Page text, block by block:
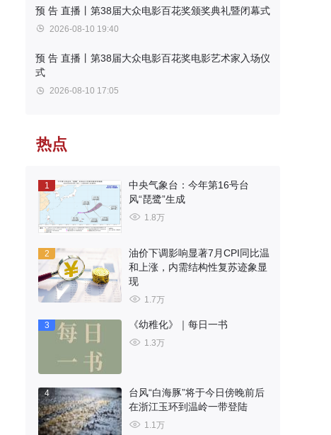
预 告 直播丨第38届大众电影百花奖颁奖典礼暨闭幕式
2026-08-10 19:40
预 告 直播丨第38届大众电影百花奖电影艺术家入场仪
式
2026-08-10 17:05
热点
1
中央气象台：今年第16号台
风“琵鹭”生成
1.8万
2
油价下调影响显著7月CPI同比温
和上涨，内需结构性复苏迹象显
现
1.7万
3 《幼稚化》｜每日一书
1.3万
4
台风“白海豚”将于今日傍晚前后
在浙江玉环到温岭一带登陆
1.1万